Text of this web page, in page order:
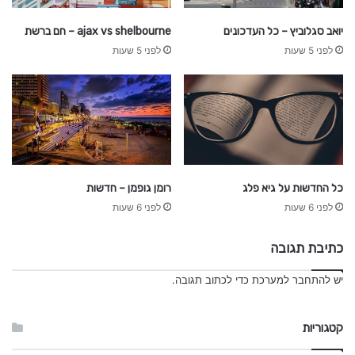
יואב סגלוביץ – כל העדכונים
לפני 5 שעות
ajax vs shelbourne – חם ברשת
לפני 5 שעות
כל החדשות על גיא פלג
לפני 6 שעות
רומן גופמן – חדשות
לפני 6 שעות
כתיבת תגובה
יש להתחבר למערכת כדי לכתוב תגובה.
קטגוריות